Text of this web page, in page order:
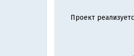
Проект